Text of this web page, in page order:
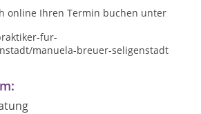
online Ihren Termin buchen unter
fur-
manuela-breuer-seligenstadt